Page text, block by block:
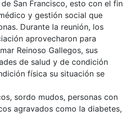
San Francisco, esto con el fin
y gestión social que
Durante la reunión, los
aprovecharon para
Reinoso Gallegos, sus
de salud y de condición
física su situación se
sordo mudos, personas con
agravados como la diabetes,